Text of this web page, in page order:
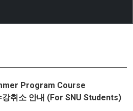
Program Course
취소 안내 (For SNU Students)